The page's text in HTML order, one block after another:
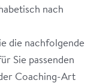
nach
die nachfolgende
Sie passenden
Coaching-Art